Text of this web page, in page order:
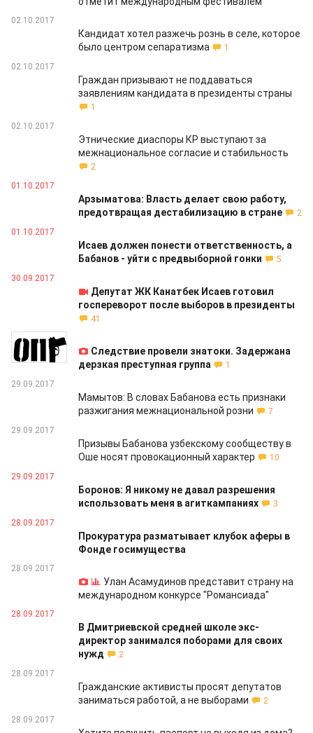
02.10.2017
Кандидат хотел разжечь рознь в селе, которое
было центром сепаратизма
1
02.10.2017
Граждан призывают не поддаваться
заявлениям кандидата в президенты страны
1
02.10.2017
Этнические диаспоры КР выступают за
межнациональное согласие и стабильность
2
01.10.2017
Арзыматова: Власть делает свою работу,
предотвращая дестабилизацию в стране
2
01.10.2017
Исаев должен понести ответственность, а
Бабанов - уйти с предвыборной гонки
5
30.09.2017
Депутат ЖК Канатбек Исаев готовил
госпереворот после выборов в президенты
41
30.09.2017
Следствие провели знатоки. Задержана
дерзкая преступная группа
1
29.09.2017
Мамытов: В словах Бабанова есть признаки
разжигания межнациональной розни
7
29.09.2017
Призывы Бабанова узбекскому сообществу в
Оше носят провокационный характер
10
29.09.2017
Боронов: Я никому не давал разрешения
использовать меня в агиткампаниях
3
28.09.2017
Прокуратура разматывает клубок аферы в
Фонде госимущества
28.09.2017
Улан Асамудинов представит страну на
международном конкурсе "Романсиада"
28.09.2017
В Дмитриевской средней школе экс-
директор занимался поборами для своих
нужд
2
28.09.2017
Гражданские активисты просят депутатов
заниматься работой, а не выборами
2
28.09.2017